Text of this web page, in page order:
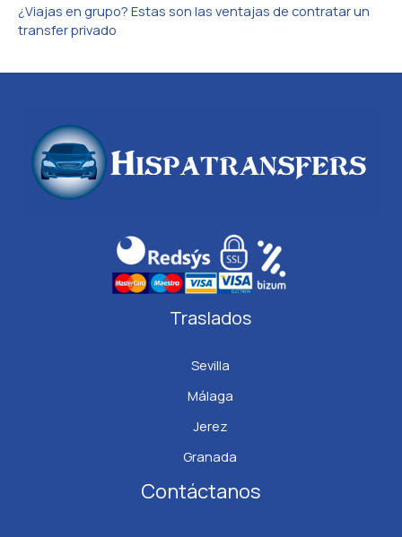
¿Viajas en grupo? Estas son las ventajas de contratar un
transfer privado
Traslados
Sevilla
Málaga
Jerez
Granada
Contáctanos